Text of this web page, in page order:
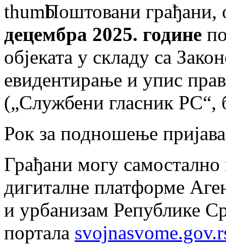
Поштовани грађани,
децембра 2025. године
објеката у складу са
евидентирање и упис
(„Службени гласник РС“,
Рок за подношење
Грађани могу
дигиталне платформе
и урбанизам Републике
портала